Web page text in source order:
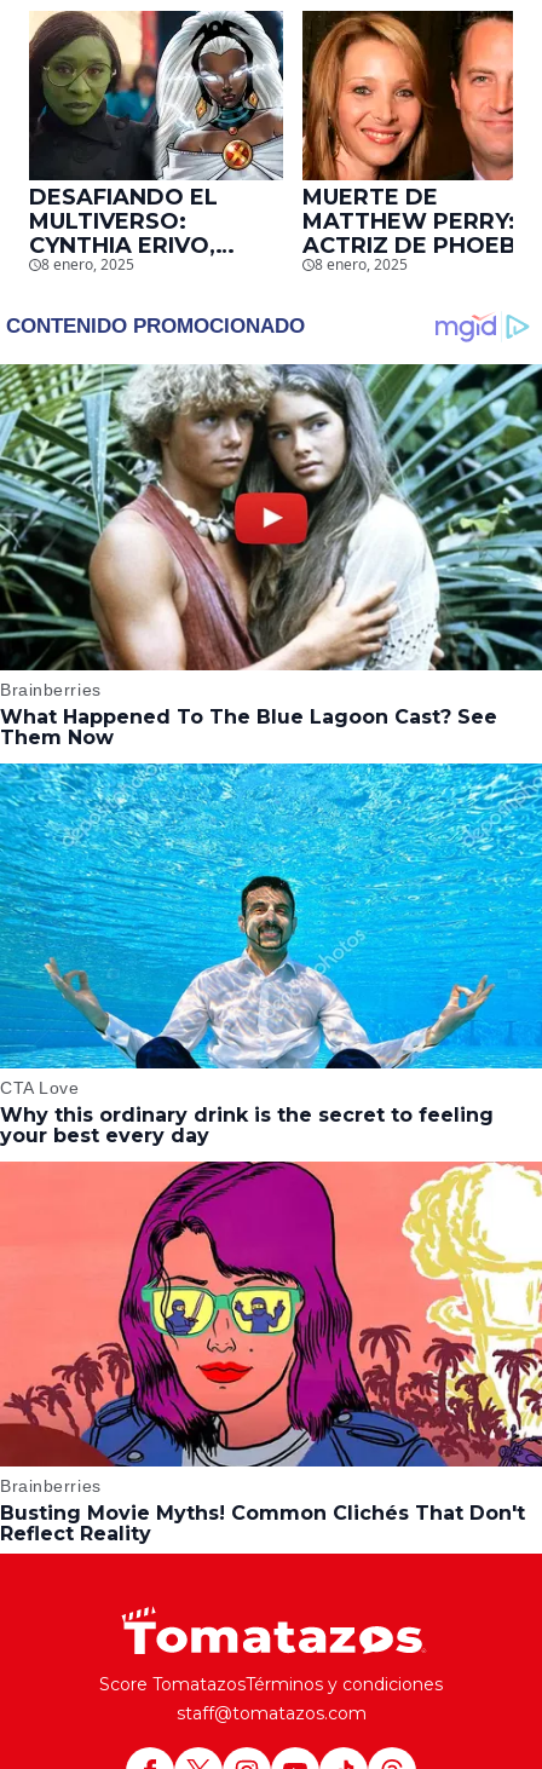
DESAFIANDO EL
MULTIVERSO:
CYNTHIA ERIVO,
PROTAGONISTA DE
SER STORM EN EL
8 enero, 2025
MUERTE DE
MATTHEW PERRY:
ACTRIZ DE PHOEBE,
EN ‘FRIENDS’,
EMOTIVO MENSAJE
QUE EL ACTOR LE
DEJÓ
8 enero, 2025
Score TomatazosTérminos y condiciones
staff@tomatazos.com